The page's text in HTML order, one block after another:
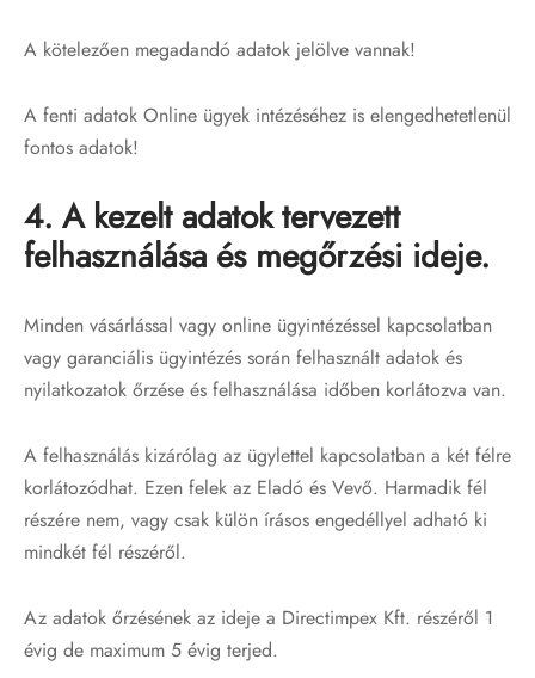
A kötelezően megadandó adatok jelölve vannak!
A fenti adatok Online ügyek intézéséhez is elengedhetetlenül
fontos adatok!
4. A kezelt adatok tervezett
felhasználása és megőrzési ideje.
Minden vásárlással vagy online ügyintézéssel kapcsolatban
vagy garanciális ügyintézés során felhasznált adatok és
nyilatkozatok őrzése és felhasználása időben korlátozva van.
A felhasználás kizárólag az ügylettel kapcsolatban a két félre
korlátozódhat. Ezen felek az Eladó és Vevő. Harmadik fél
részére nem, vagy csak külön írásos engedéllyel adható ki
mindkét fél részéről.
Az adatok őrzésének az ideje a Directimpex Kft. részéről 1
évig de maximum 5 évig terjed.